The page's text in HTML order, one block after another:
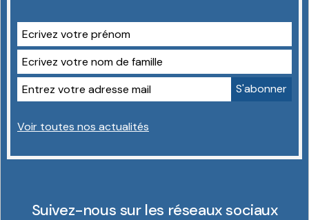
Voir toutes nos actualités
Suivez-nous sur les réseaux sociaux